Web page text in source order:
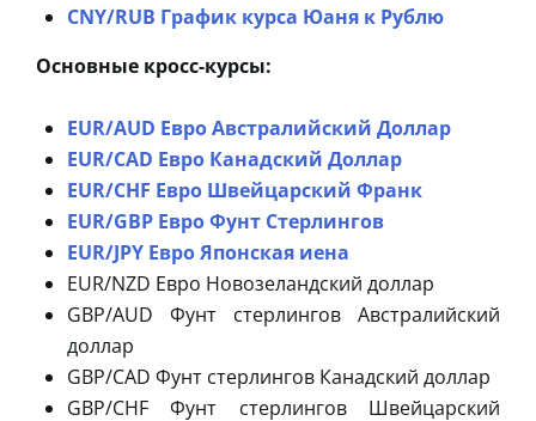
CNY/RUB График курса Юаня к Рублю
Основные кросс-курсы:
EUR/AUD Евро Австралийский Доллар
EUR/CAD Евро Канадский Доллар
EUR/CHF Евро Швейцарский Франк
EUR/GBP Евро Фунт Стерлингов
EUR/JPY Евро Японская иена
EUR/NZD Евро Новозеландский доллар
GBP/AUD Фунт стерлингов Австралийский
доллар
GBP/CAD Фунт стерлингов Канадский доллар
GBP/CHF Фунт стерлингов Швейцарский